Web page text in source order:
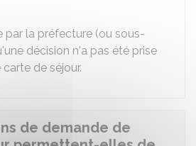
par la préfecture (ou sous-
décision n'a pas été prise
de séjour.
de demande de